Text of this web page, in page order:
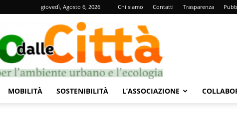
giovedì, Agosto 6, 2026 Chi siamo Contatti Trasparenza
MOBILITÀ SOSTENIBILITÀ L’ASSOCIAZIONE